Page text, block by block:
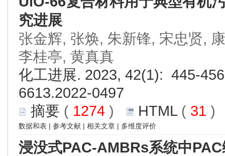
究进展
张金辉, 张焕, 朱新锋, 宋忠贤,
李桂亭, 黄真真
化工进展. 2023, 42(1): 445-
6613.2022-0497
摘要 ( 1274 ) HTML( 31
数据和表 | 参考文献 | 相关文章 | 多维度评价
浸没式PAC-AMBRs系统中